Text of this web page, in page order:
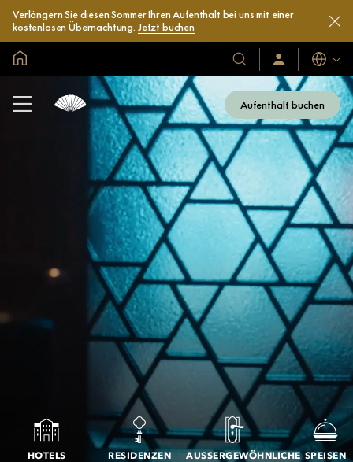
Verlängern Sie diesen Sommer Ihren Aufenthalt bei uns mit einer
kostenlosen Übernachtung. Jetzt buchen
Unsere
Resorts
Anmelden/Jetzt
beitreten
Sprachen
Aufenthalt buchen
HOTELS RESIDENZEN
AUSSERGEWÖHNLICHE H SPEISEN